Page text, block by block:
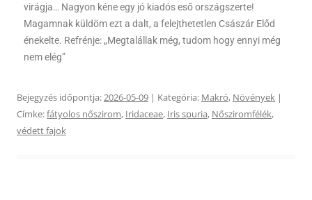
virágja… Nagyon kéne egy jó kiadós eső országszerte!
Magamnak küldöm ezt a dalt, a felejthetetlen Császár Előd
énekelte. Refrénje: „Megtalállak még, tudom hogy ennyi még
nem elég”
Bejegyzés időpontja:2026-05-09 | Kategória: Makró, Növények |
Címke:fátyolos nőszirom, Iridaceae, Iris spuria, Nősziromfélék,
védett fajok